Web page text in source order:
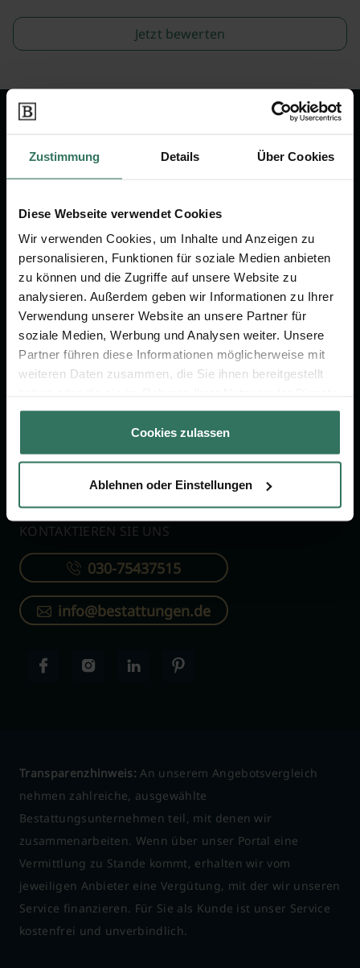
Zustimmung Details Über Cookies
Diese Webseite verwendet Cookies
Wir verwenden Cookies, um Inhalte und Anzeigen zu
personalisieren, Funktionen für soziale Medien anbieten
zu können und die Zugriffe auf unsere Website zu
analysieren. Außerdem geben wir Informationen zu Ihrer
Verwendung unserer Website an unsere Partner für
soziale Medien, Werbung und Analysen weiter. Unsere
Partner führen diese Informationen möglicherweise mit
weiteren Daten zusammen, die Sie ihnen bereitgestellt
gesammelt haben.
Cookies zulassen
Ablehnen oder Einstellungen
Jetzt bewerten
um das Thema Bestattung &
Vorsorge.
FÜR SIE
Vergleich
Ratgeber
Verzeichnis
Für Bestatter
FÜR BESTATTER
Online-Portal
Kostenlos registrieren
KONTAKTIEREN SIE UNS
030-75437515
info@bestattungen.de
Transparenzhinweis: An unserem Angebotsvergleich
nehmen zahlreiche, ausgewählte
Bestattungsunternehmen teil, mit denen wir
zusammenarbeiten. Wenn über unser Portal eine
Vermittlung zu Stande kommt, erhalten wir vom
jeweiligen Anbieter eine Vergütung, mit der wir unseren
Service finanzieren. Für Sie als Kunde ist unser Service
kostenfrei und unverbindlich.